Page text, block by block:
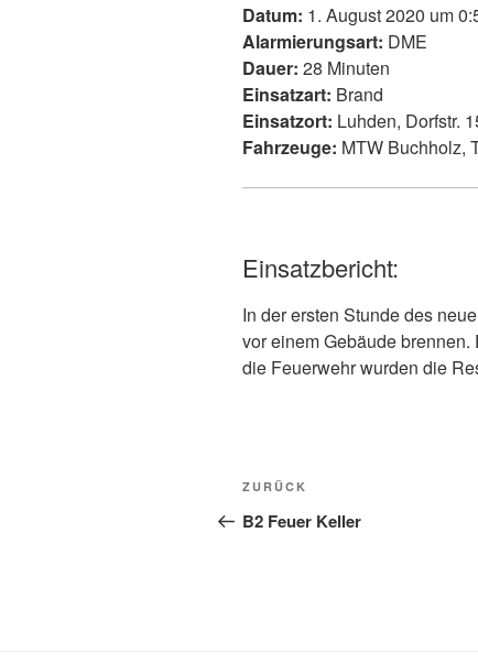
Datum: 1. August 2020 um
Alarmierungsart: DME
Dauer: 28 Minuten
Einsatzart: Brand
Einsatzort: Luhden, Dorfstr.
Fahrzeuge: MTW Buchholz,
Einsatzbericht:
In der ersten Stunde des
vor einem Gebäude
die Feuerwehr wurden die
Beitragsnavigation
Vorheriger
Beitrag
ZURÜCK
B2 Feuer Keller